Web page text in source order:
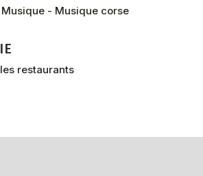
- Musique corse
restaurants